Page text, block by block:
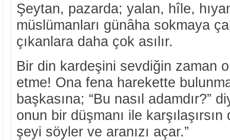
Şeytan, pazarda; yalan, hîle,
müslümanları günâha sokmaya
çıkanlara daha çok asılır.
Bir din kardeşini sevdiğin zaman
etme! Ona fena harekette
başkasına; “Bu nasıl adamdır?”
onun bir düşmanı ile
şeyi söyler ve aranızı açar.”